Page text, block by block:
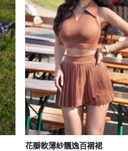
花瓣軟薄紗飄逸百褶裙